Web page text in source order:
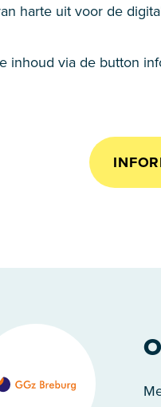
harte uit voor de
inhoud via de button